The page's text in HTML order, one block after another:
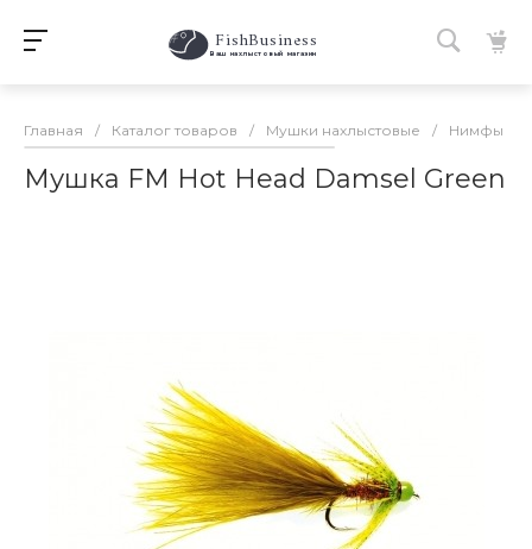
FishBusiness
Ваш нахлыстовый магазин
Главная / Каталог товаров / Мушки нахлыстовые / Нимфы
Мушка FM Hot Head Damsel Green